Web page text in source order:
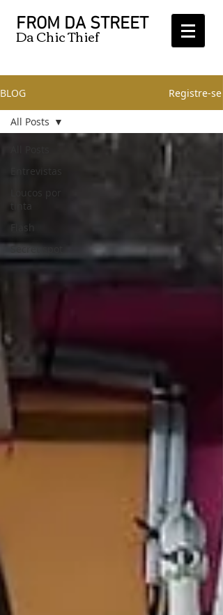
FROM DA STREET
Da Chic Thief
BLOG Registre-se
Entrevistas
Loucos por
tinta
Flash
Secret spot
All Posts